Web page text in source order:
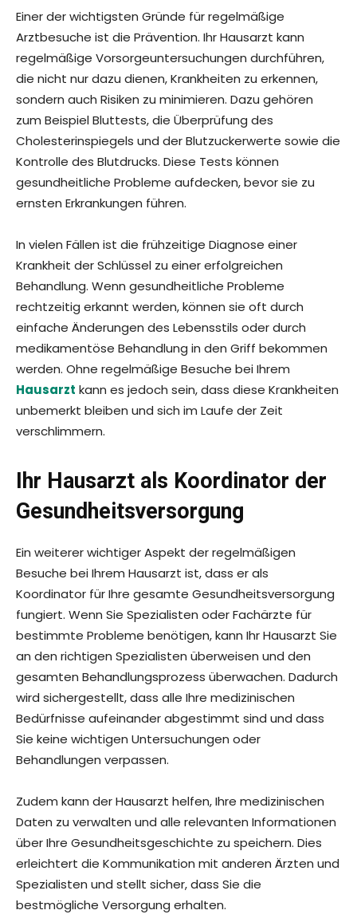
Einer der wichtigsten Gründe für regelmäßige
Arztbesuche ist die Prävention. Ihr Hausarzt kann
regelmäßige Vorsorgeuntersuchungen durchführen,
die nicht nur dazu dienen, Krankheiten zu erkennen,
sondern auch Risiken zu minimieren. Dazu gehören
zum Beispiel Bluttests, die Überprüfung des
Cholesterinspiegels und der Blutzuckerwerte sowie die
Kontrolle des Blutdrucks. Diese Tests können
gesundheitliche Probleme aufdecken, bevor sie zu
ernsten Erkrankungen führen.
In vielen Fällen ist die frühzeitige Diagnose einer
Krankheit der Schlüssel zu einer erfolgreichen
Behandlung. Wenn gesundheitliche Probleme
rechtzeitig erkannt werden, können sie oft durch
einfache Änderungen des Lebensstils oder durch
medikamentöse Behandlung in den Griff bekommen
werden. Ohne regelmäßige Besuche bei Ihrem
Hausarzt kann es jedoch sein, dass diese Krankheiten
unbemerkt bleiben und sich im Laufe der Zeit
verschlimmern.
Ihr Hausarzt als Koordinator der
Gesundheitsversorgung
Ein weiterer wichtiger Aspekt der regelmäßigen
Besuche bei Ihrem Hausarzt ist, dass er als
Koordinator für Ihre gesamte Gesundheitsversorgung
fungiert. Wenn Sie Spezialisten oder Fachärzte für
bestimmte Probleme benötigen, kann Ihr Hausarzt Sie
an den richtigen Spezialisten überweisen und den
gesamten Behandlungsprozess überwachen. Dadurch
wird sichergestellt, dass alle Ihre medizinischen
Bedürfnisse aufeinander abgestimmt sind und dass
Sie keine wichtigen Untersuchungen oder
Behandlungen verpassen.
Zudem kann der Hausarzt helfen, Ihre medizinischen
Daten zu verwalten und alle relevanten Informationen
über Ihre Gesundheitsgeschichte zu speichern. Dies
erleichtert die Kommunikation mit anderen Ärzten und
Spezialisten und stellt sicher, dass Sie die
bestmögliche Versorgung erhalten.